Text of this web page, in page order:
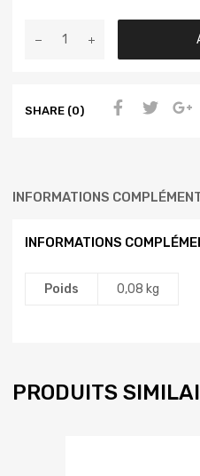
SHARE (0)
INFORMATIONS
INFORMATIONS
Poids 0,08 kg
PRODUITS